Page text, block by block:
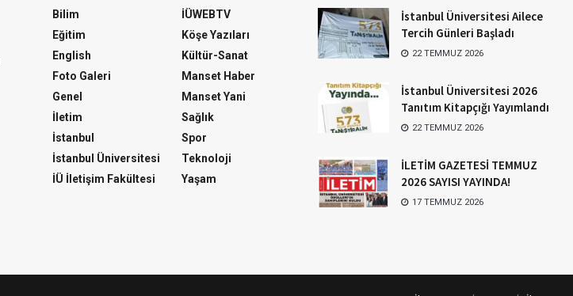
Bilim
Eğitim
English
Foto Galeri
Genel
İletim
İstanbul
İstanbul Üniversitesi
İÜ İletişim Fakültesi
İÜWEBTV
Köşe Yazıları
Kültür-Sanat
Manset Haber
Manset Yani
Sağlık
Spor
Teknoloji
Yaşam
İstanbul Üniversitesi Ailece
Tercih Günleri Başladı
22 TEMMUZ 2026
İstanbul Üniversitesi 2026
Tanıtım Kitapçığı Yayımlandı
22 TEMMUZ 2026
İLETİM GAZETESİ TEMMUZ
2026 SAYISI YAYINDA!
17 TEMMUZ 2026